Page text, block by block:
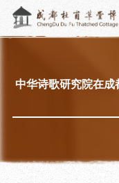
“
中华诗歌研究院在成